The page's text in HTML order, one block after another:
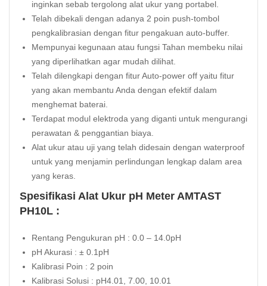
inginkan sebab tergolong alat ukur yang portabel.
Telah dibekali dengan adanya 2 poin push-tombol
pengkalibrasian dengan fitur pengakuan auto-buffer.
Mempunyai kegunaan atau fungsi Tahan membeku nilai
yang diperlihatkan agar mudah dilihat.
Telah dilengkapi dengan fitur Auto-power off yaitu fitur
yang akan membantu Anda dengan efektif dalam
menghemat baterai.
Terdapat modul elektroda yang diganti untuk mengurangi
perawatan & penggantian biaya.
Alat ukur atau uji yang telah didesain dengan waterproof
untuk yang menjamin perlindungan lengkap dalam area
yang keras.
Spesifikasi Alat Ukur pH Meter AMTAST
PH10L :
Rentang Pengukuran pH : 0.0 – 14.0pH
pH Akurasi : ± 0.1pH
Kalibrasi Poin : 2 poin
Kalibrasi Solusi : pH4.01, 7.00, 10.01